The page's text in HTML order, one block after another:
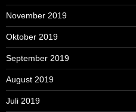
November 2019
Oktober 2019
September 2019
August 2019
Juli 2019